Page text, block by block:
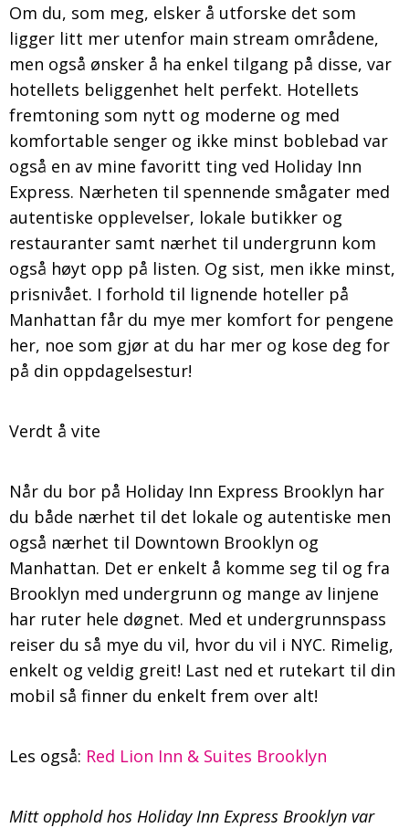
Om du, som meg, elsker å utforske det som
ligger litt mer utenfor main stream områdene,
men også ønsker å ha enkel tilgang på disse, var
hotellets beliggenhet helt perfekt. Hotellets
fremtoning som nytt og moderne og med
komfortable senger og ikke minst boblebad var
også en av mine favoritt ting ved Holiday Inn
Express. Nærheten til spennende smågater med
autentiske opplevelser, lokale butikker og
restauranter samt nærhet til undergrunn kom
også høyt opp på listen. Og sist, men ikke minst,
prisnivået. I forhold til lignende hoteller på
Manhattan får du mye mer komfort for pengene
her, noe som gjør at du har mer og kose deg for
på din oppdagelsestur!
Verdt å vite
Når du bor på Holiday Inn Express Brooklyn har
du både nærhet til det lokale og autentiske men
også nærhet til Downtown Brooklyn og
Manhattan. Det er enkelt å komme seg til og fra
Brooklyn med undergrunn og mange av linjene
har ruter hele døgnet. Med et undergrunnspass
reiser du så mye du vil, hvor du vil i NYC. Rimelig,
enkelt og veldig greit! Last ned et rutekart til din
mobil så finner du enkelt frem over alt!
Les også: Red Lion Inn & Suites Brooklyn
Mitt opphold hos Holiday Inn Express Brooklyn var